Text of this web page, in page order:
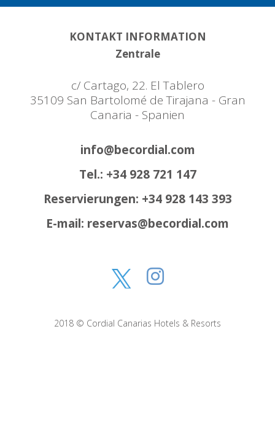
KONTAKT INFORMATION
Zentrale
c/ Cartago, 22. El Tablero
35109 San Bartolomé de Tirajana - Gran
Canaria - Spanien
info@becordial.com
Tel.: +34 928 721 147
Reservierungen: +34 928 143 393
E-mail: reservas@becordial.com
2018 © Cordial Canarias Hotels & Resorts